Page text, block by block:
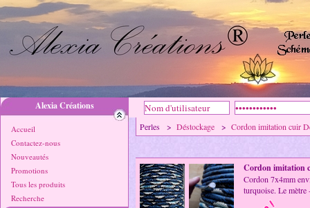
Alexia Créations
Accueil
Contactez-nous
Nouveautés
Promotions
Tous les produits
Recherche
Perles > Déstockage > Cordon imitation cuir
Cordon imitation
Cordon 7x4mm
turquoise. Le mètre